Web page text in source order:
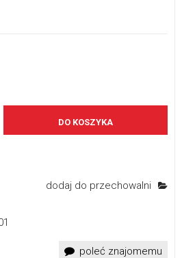
DO KOSZYKA
dodaj do przechowalni
poleć znajomemu